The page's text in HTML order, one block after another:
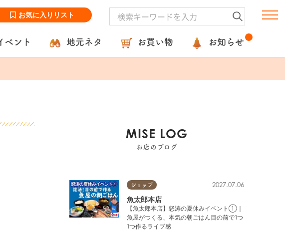
お気に入りリスト
ベント 地元ネタ お買い物 お知らせ
MISE LOG
お店のブログ
ショップ 2027.07.06
魚太郎本店
【魚太郎本店】怒涛の夏休みイベント①｜
魚屋がつくる、本気の朝ごはん目の前で1つ
1つ作るライブ感